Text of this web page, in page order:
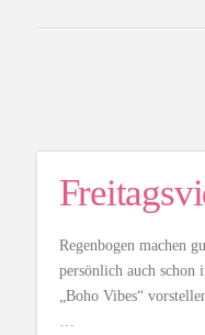
Regenbogen machen
persönlich auch schon
„Boho Vibes“